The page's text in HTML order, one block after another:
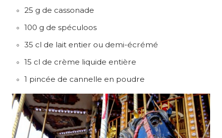
25 g de cassonade
100 g de spéculoos
35 cl de lait entier ou demi-écrémé
15 cl de crème liquide entière
1 pincée de cannelle en poudre